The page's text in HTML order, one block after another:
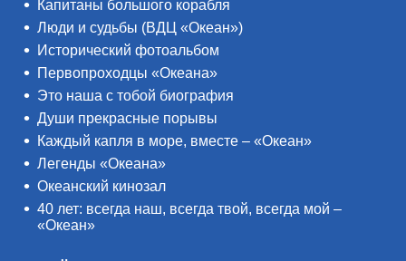
Капитаны большого корабля
Люди и судьбы (ВДЦ «Океан»)
Исторический фотоальбом
Первопроходцы «Океана»
Это наша с тобой биография
Души прекрасные порывы
Каждый капля в море, вместе – «Океан»
Легенды «Океана»
Океанский кинозал
40 лет: всегда наш, всегда твой, всегда мой –
«Океан»